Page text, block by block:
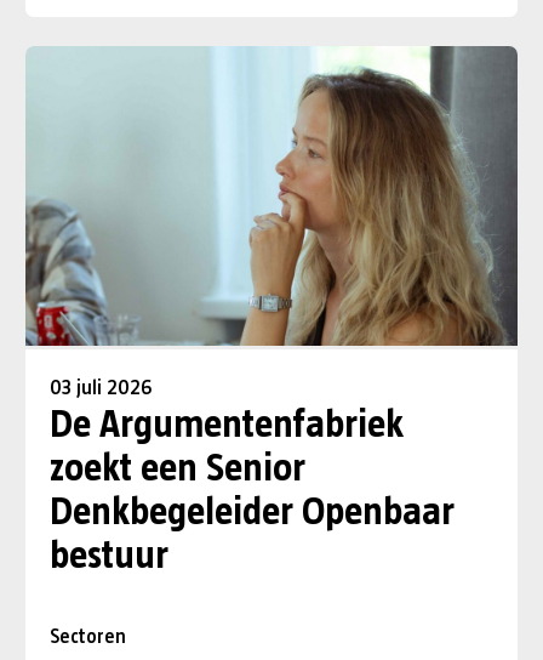
03 juli 2026
De Argumentenfabriek
zoekt een Senior
Denkbegeleider Openbaar
bestuur
Sectoren